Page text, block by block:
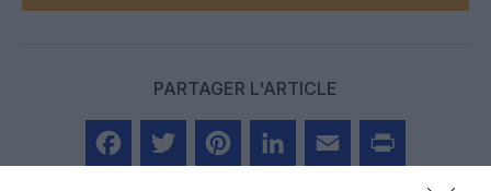
PARTAGER L'ARTICLE